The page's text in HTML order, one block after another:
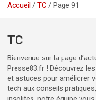
Accueil TC Page 91
TC
Bienvenue sur la page
Presse83.fr ! Découvrez
et astuces pour améliorer
tech aux conseils